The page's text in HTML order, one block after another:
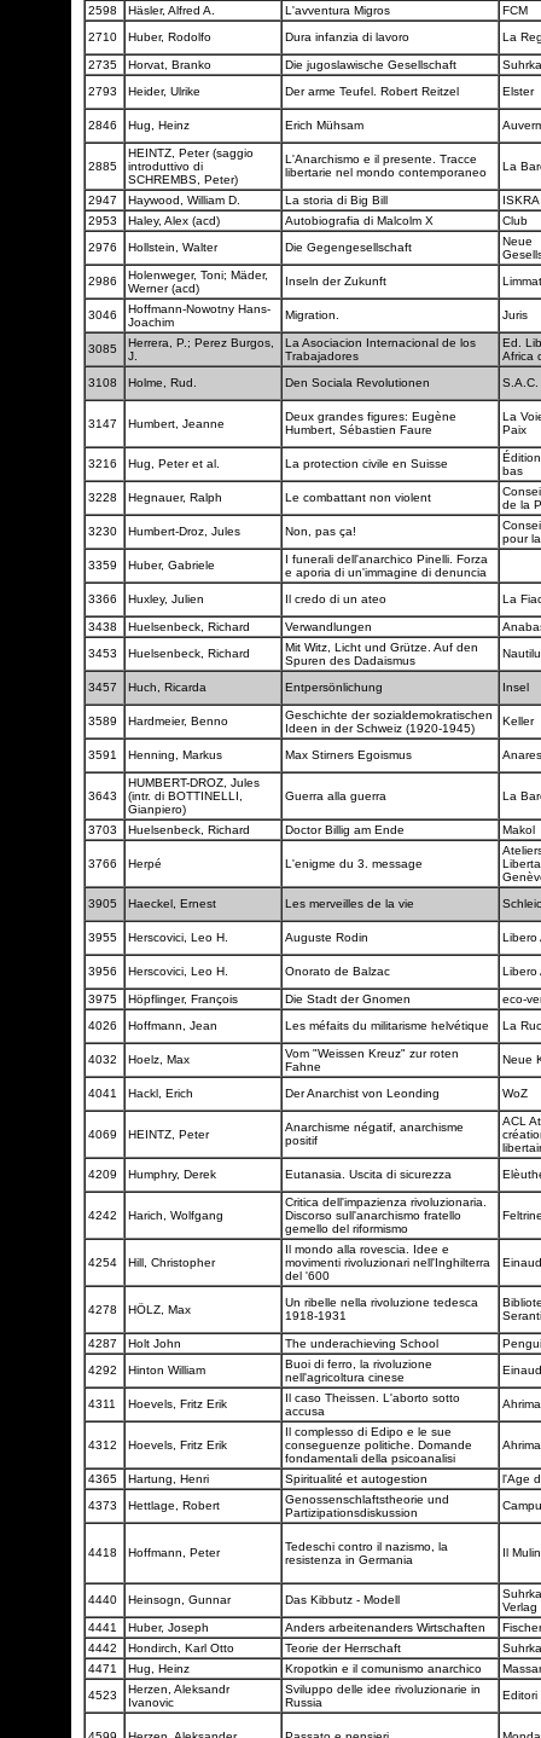
2598
Häsler, Alfred A. L'avventura Migros
FCM
2710
Huber, Rodolfo Dura infanzia di lavoro La
2735 Horvat, Branko Die jugoslawische Gesellschaft
2793
Heider, Ulrike Der arme Teufel. Robert Reitzel Elster
2846 Hug, Heinz Erich Mühsam
2885
HEINTZ, Peter (saggio
introduttivo di
SCHREMBS, Peter)
L'Anarchismo e il presente. Tracce
libertarie nel mondo contemporaneo
La
2947 Haywood, William D. La storia di Big Bill
2953
Haley, Alex (acd) Autobiografia di Malcolm X
Club
2976
Hollstein, Walter Die Gegengesellschaft
Neue
2986
Holenweger, Toni; Mäder,
Werner (acd)
Inseln der Zukunft
3046
Hoffmann-Nowotny Hans-
Joachim
Migration. Juris
3085
Herrera, P.; Perez Burgos,
J.
La Asociacion Internacional de los
Trabajadores
Ed.
Africa
3108
Holme, Rud. Den Sociala Revolutionen S.A.C.
3147 Humbert, Jeanne
Deux grandes figures: Eugène
Humbert, Sébastien Faure
La
Paix
3216 Hug, Peter et al. La protection civile en Suisse
bas
3228
Hegnauer, Ralph Le combattant non violent
de la
3230
Humbert-Droz, Jules Non, pas ça!
pour
3359
Huber, Gabriele
I funerali dell'anarchico Pinelli. Forza
e aporia di un'immagine di denuncia
3366
Huxley, Julien Il credo di un ateo La
3438 Huelsenbeck, Richard Verwandlungen
3453
Huelsenbeck, Richard
Mit Witz, Licht und Grütze. Auf den
Spuren des Dadaismus
3457 Huch, Ricarda Entpersönlichung Insel
3589 Hardmeier, Benno
Geschichte der sozialdemokratischen
Ideen in der Schweiz (1920-1945)
Keller
3591 Henning, Markus Max Stirners Egoismus
3643
HUMBERT-DROZ, Jules
(intr. di BOTTINELLI,
Gianpiero)
Guerra alla guerra La
3703 Huelsenbeck, Richard Doctor Billig am Ende Makol
3766 Herpé L'enigme du 3. message
3905
Haeckel, Ernest Les merveilles de la vie
3955 Herscovici, Leo H. Auguste Rodin Libero
3956 Herscovici, Leo H. Onorato de Balzac Libero
3975 Höpflinger, François Die Stadt der Gnomen
eco-
4026
Hoffmann, Jean Les méfaits du militarisme helvétique La
4032 Hoelz, Max
Vom "Weissen Kreuz" zur roten
Fahne
Neue
4041 Hackl, Erich Der Anarchist von Leonding WoZ
4069 HEINTZ, Peter
Anarchisme négatif, anarchisme
positif
ACL
4209
Humphry, Derek Eutanasia. Uscita di sicurezza
4242 Harich, Wolfgang
Critica dell'impazienza rivoluzionaria.
Discorso sull'anarchismo fratello
gemello del riformismo
4254 Hill, Christopher
Il mondo alla rovescia. Idee e
movimenti rivoluzionari nell'Inghilterra
del '600
4278 HÖLZ, Max
Un ribelle nella rivoluzione tedesca
1918-1931
4287 Holt John The underachieving School
4292
Hinton William
Buoi di ferro, la rivoluzione
nell'agricoltura cinese
4311 Hoevels, Fritz Erik
Il caso Theissen. L'aborto sotto
accusa
4312 Hoevels, Fritz Erik
Il complesso di Edipo e le sue
conseguenze politiche. Domande
fondamentali della psicoanalisi
4365 Hartung, Henri Spiritualité et autogestion
l'Age
4373
Hettlage, Robert
Genossenschlaftstheorie und
Partizipationsdiskussion
4418 Hoffmann, Peter
Tedeschi contro il nazismo, la
resistenza in Germania
Il
4440 Heinsogn, Gunnar Das Kibbutz - Modell
Verlag
4441
Huber, Joseph Anders arbeitenanders Wirtschaften
4442
Hondirch, Karl Otto Teorie der Herrschaft
4471
Hug, Heinz Kropotkin e il comunismo anarchico
4523
Herzen, Aleksandr
Ivanovic
Sviluppo delle idee rivoluzionarie in
Russia